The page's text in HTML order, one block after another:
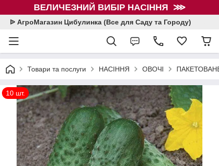
ВЕЛИЧЕЗНИЙ ВИБІР НАСІННЯ ⋙
ᐉ АгроМагазин Цибулинка (Все для Саду та Городу)
Товари та послуги НАСІННЯ ОВОЧІ
10 шт.